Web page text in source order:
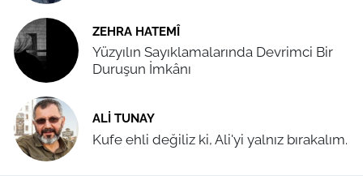
ZEHRA HATEMÎ
Yüzyılın Sayıklamalarında Devrimci Bir
Duruşun İmkânı
ALI TUNAY
Kufe ehli değiliz ki, Ali'yi yalnız bırakalım.